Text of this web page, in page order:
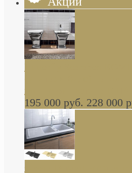
Butterfly Scarabeo
глянцевая платина В
195 000 руб. 228 000